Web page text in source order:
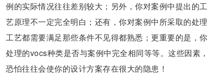
例的实际情况往往差别较大；另外，你对案例中提出的工
艺原理不一定完全明白；还有，你对案例中所采取的处理
工艺都需要满足那些条件不见得都熟悉；更重要的是，你
处理的vocs种类是否与案例中完全相同等等。这些因素，
恐怕往往会使你的设计方案存在很大的隐患！